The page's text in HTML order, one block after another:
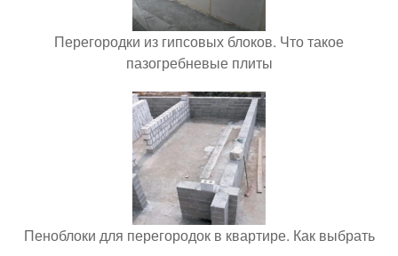
Перегородки из гипсовых блоков. Что такое
пазогребневые плиты
Пеноблоки для перегородок в квартире. Как выбрать